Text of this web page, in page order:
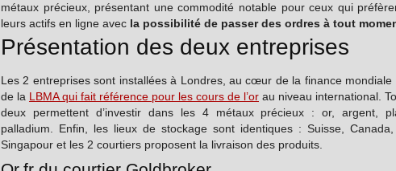
métaux précieux, présentant une commodité notable pour ceux qui
leurs actifs en ligne avec la possibilité de passer des ordres à tout
Présentation des deux entreprises
Les 2 entreprises sont installées à Londres, au cœur de la finance mondiale
de la LBMA qui fait référence pour les cours de l’or au niveau international.
deux permettent d’investir dans les 4 métaux précieux : or, argent,
palladium. Enfin, les lieux de stockage sont identiques : Suisse,
Singapour et les 2 courtiers proposent la livraison des produits.